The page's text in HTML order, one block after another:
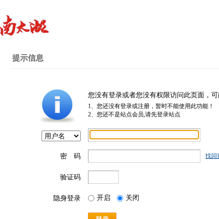
提示信息
您没有登录或者您没有权限访问此页面，
1、您还没有登录或注册，暂时不能使用此功能！
2、您还不是站点会员,请先登录站点
密 码 找回
验证码
隐身登录 开启 关闭